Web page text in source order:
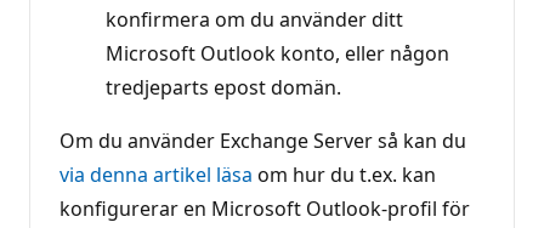
konfirmera om du använder ditt
Microsoft Outlook konto, eller någon
tredjeparts epost domän.
Om du använder Exchange Server så kan du
via denna artikel läsa om hur du t.ex. kan
konfigurerar en Microsoft Outlook-profil för